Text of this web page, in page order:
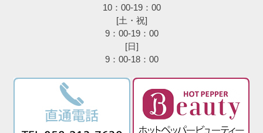
10：00-19：00
[土・祝]
9：00-19：00
[日]
9：00-18：00